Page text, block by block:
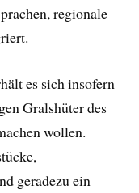
regionale
es sich insofern
Gralshüter des
wollen.
geradezu ein